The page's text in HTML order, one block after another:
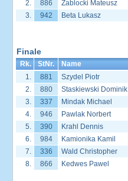
2.
886 Zablocki Mateusz
3.
942 Beta Lukasz
Finale
Rk. StNr. Name
1.
881 Szydel Piotr
2.
880 Staskiewski Dominik
3.
337 Mindak Michael
4.
946 Pawlak Norbert
5.
390 Krahl Dennis
6.
984 Kamionika Kamil
7.
336 Wald Christopher
8.
866 Kedwes Pawel